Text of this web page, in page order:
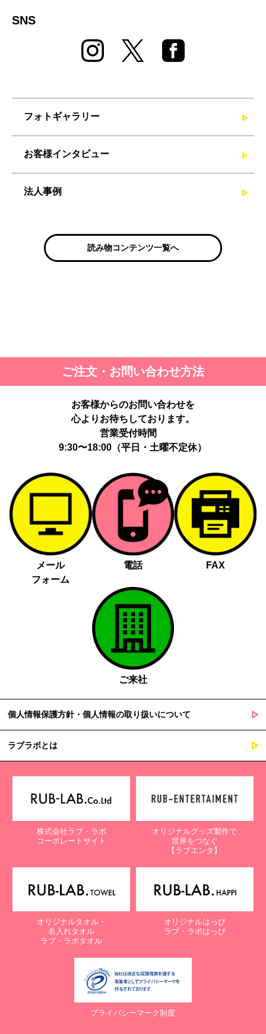
SNS
フォトギャラリー
お客様インタビュー
法人事例
読み物コンテンツ一覧へ
ご注文・お問い合わせ方法
お客様からのお問い合わせを
心よりお待ちしております。
営業受付時間
9:30〜18:00（平日・土曜不定休）
メール
フォーム
電話 FAX
ご来社
個人情報保護方針・個人情報の取り扱いについて
ラブラボとは
株式会社ラブ・ラボ
コーポレートサイト
オリジナルグッズ製作で
世界をつなぐ
【ラブエンタ】
オリジナルタオル・
名入れタオル
ラブ・ラボタオル
オリジナルはっぴ
ラブ・ラボはっぴ
プライバシーマーク制度